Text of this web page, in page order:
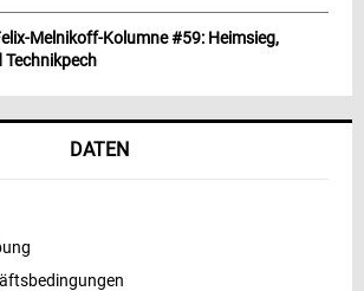
Melnikoff-Kolumne #59: Heimsieg,
DATEN